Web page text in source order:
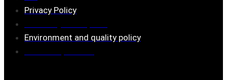
Privacy Policy
Environment and quality policy